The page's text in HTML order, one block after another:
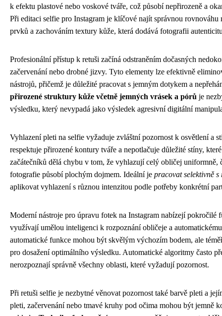
k efektu plastové nebo voskové tváře, což působí nepřirozeně a
Při editaci selfie pro Instagram je klíčové najít správnou rovnováhu
prvků a zachováním textury kůže, která dodává fotografii
Profesionální přístup k retuši začíná odstraněním dočasných
začervenání nebo drobné jizvy. Tyto elementy lze efektivně
nástrojů, přičemž je důležité pracovat s jemným dotykem a
přirozené struktury kůže včetně jemných vrásek a pórů je
výsledku, který nevypadá jako výsledek agresivní digitální
Vyhlazení pleti na selfie vyžaduje zvláštní pozornost k osvětlení a
respektuje přirozené kontury tváře a nepotlačuje důležité stíny,
začátečníků dělá chybu v tom, že vyhlazují celý obličej uniformně,
fotografie působí plochým dojmem. Ideální je pracovat selektivně
aplikovat vyhlazení s různou intenzitou podle potřeby konkrétní
Moderní nástroje pro úpravu fotek na Instagram nabízejí pokročilé
využívají umělou inteligenci k rozpoznání obličeje a
automatické funkce mohou být skvělým výchozím bodem, ale
pro dosažení optimálního výsledku. Automatické algoritmy často
nerozpoznají správně všechny oblasti, které vyžadují pozornost.
Při retuši selfie je nezbytné věnovat pozornost také barvě pleti a
pleti, začervenání nebo tmavé kruhy pod očima mohou být jemně